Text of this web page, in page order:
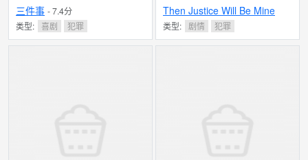
三件事 - 7.4分
类型: 喜剧 犯罪
Then Justice Will Be Mine
类型: 剧情 犯罪